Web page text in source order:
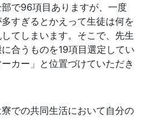
で96項目ありますが、一度
すぎるとかえって生徒は何を
てしまいます。そこで、先生
合うものを19項目選定 してい
カー」と位置づけていただき
での共同生活において自分の